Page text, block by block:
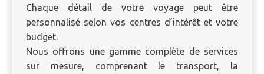
Chaque détail de votre voyage peut être
personnalisé selon vos centres d’intérêt et votre
budget.
Nous offrons une gamme complète de services
sur mesure, comprenant le transport, la